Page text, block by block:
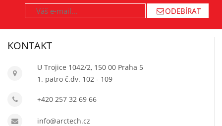
ODEBÍRAT
KONTAKT
U Trojice 1042/2, 150 00 Praha 5
1. patro č.dv. 102 - 109
+420 257 32 69 66
info@arctech.cz